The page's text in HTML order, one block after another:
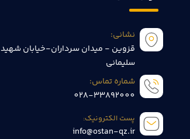
نشانی:
قزوین - میدان سرداران-خیابان شهید
سلیمانی
شماره تماس:
028-33892000
پست الکترونیک:
info@ostan-qz.ir